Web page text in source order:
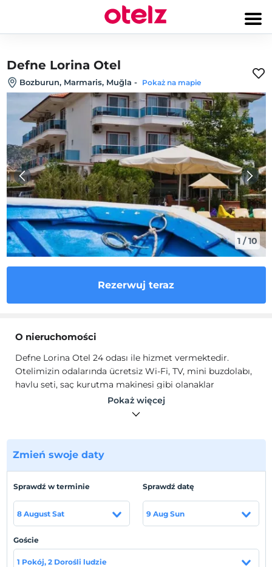
Defne Lorina Otel
Bozburun, Marmaris, Muğla - Pokaż na mapie
1 /10
Rezerwuj teraz
O nieruchomości
Defne Lorina Otel 24 odası ile hizmet vermektedir.
Otelimizin odalarında ücretsiz Wi-Fi, TV, mini buzdolabı,
havlu seti, saç kurutma makinesi gibi olanaklar
Bozburun'da bulunan otelimiz denize sıfırdır. Marmaris
merkezine 45 km, Dalaman Havalimanı'na ise 140 km
Pokaż na mapie
Zasady hotelu
Pokaż więcej
Zmień swoje daty
Sprawdź w terminie
8 August Sat
Sprawdź datę
9 Aug Sun
Goście
1 Pokój, 2 Dorośli ludzie